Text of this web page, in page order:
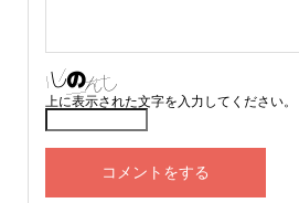
上に表示された文字を入力してください。